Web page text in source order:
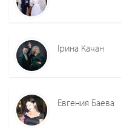
Ірина Качан
Евгения Баева